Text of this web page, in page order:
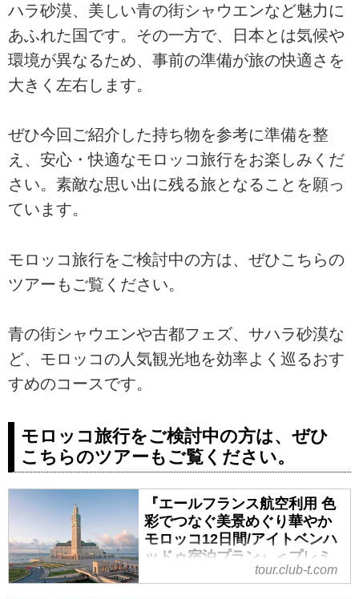
ハラ砂漠、美しい青の街シャウエンなど魅力に
あふれた国です。その一方で、日本とは気候や
環境が異なるため、事前の準備が旅の快適さを
大きく左右します。
ぜひ今回ご紹介した持ち物を参考に準備を整
え、安心・快適なモロッコ旅行をお楽しみくだ
さい。素敵な思い出に残る旅となることを願っ
ています。
モロッコ旅行をご検討中の方は、ぜひこちらの
ツアーもご覧ください。
青の街シャウエンや古都フェズ、サハラ砂漠な
ど、モロッコの人気観光地を効率よく巡るおす
すめのコースです。
モロッコ旅行をご検討中の方は、ぜひ
こちらのツアーもご覧ください。
『エールフランス航空利用 色
彩でつなぐ美景めぐり華やか
モロッコ12日間/アイトベンハ
ッドゥ宿泊プラン』＜プレミ
アムステージ＞｜クラブツー
tour.club-t.com